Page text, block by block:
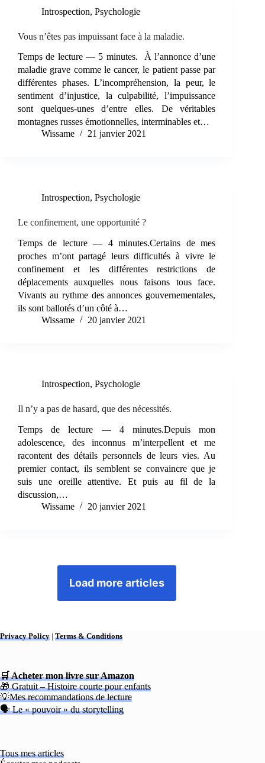
Introspection, Psychologie
Vous n’êtes pas impuissant face à la maladie.
Temps de lecture — 5 minutes. À l’annonce d’une
maladie grave comme le cancer, le patient passe par
différentes phases. L’incompréhension, la peur, le
sentiment d’injustice, la culpabilité, l’impuissance
sont quelques-unes d’entre elles. De véritables
montagnes russes émotionnelles, interminables et…
Wissame
21 janvier 2021
Introspection, Psychologie
Le confinement, une opportunité ?
Temps de lecture — 4 minutes.Certains de mes
proches m’ont partagé leurs difficultés à vivre le
confinement et les différentes restrictions de
déplacements auxquelles nous faisons tous face.
Vivants au rythme des annonces gouvernementales,
ils sont ballotés d’un côté à…
Wissame
20 janvier 2021
Introspection, Psychologie
Il n’y a pas de hasard, que des nécessités.
Temps de lecture — 4 minutes.Depuis mon
adolescence, des inconnus m’interpellent et me
racontent des détails personnels de leurs vies. Au
premier contact, ils semblent se convaincre que je
suis une oreille attentive. Et puis au fil de la
discussion,…
Wissame
20 janvier 2021
Load more articles
Privacy Policy | Terms & Conditions
🛒 Acheter mon livre sur Amazon
🎁 Gratuit – Histoire courte pour enfants
💡Mes recommandations de lecture
🗣 Le « pouvoir » du storytelling
Tous mes articles